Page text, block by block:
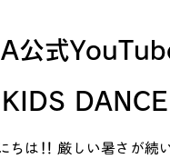
公式
ちは‼ 厳しい暑さが続